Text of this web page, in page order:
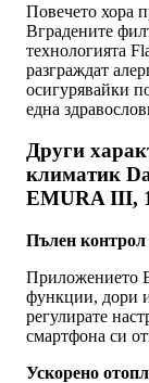
Повечето хора
Вградените
технологията
разграждат
осигурявайки
една
Други
климатик
EMURA III,
Пълен контрол
Приложението
функции, дори
регулирате
смартфона си
Ускорено